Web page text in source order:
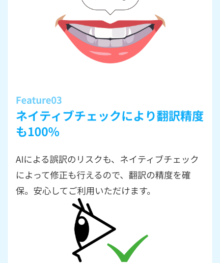
Feature03
ネイティブチェックにより翻訳精度
も100%
AIによる誤訳のリスクも、ネイティブチェック
によって修正も行えるので、翻訳の精度を確
保。安心してご利用いただけます。